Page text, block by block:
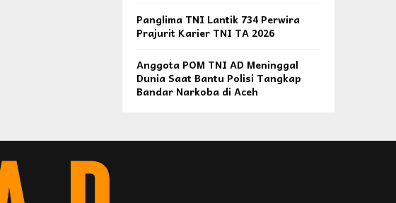
Panglima TNI Lantik 734 Perwira
Prajurit Karier TNI TA 2026
Anggota POM TNI AD Meninggal
Dunia Saat Bantu Polisi Tangkap
Bandar Narkoba di Aceh